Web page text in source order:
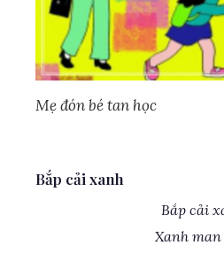
Mẹ đón bé tan học
Bắp cải xanh
Bắp cải
Xanh